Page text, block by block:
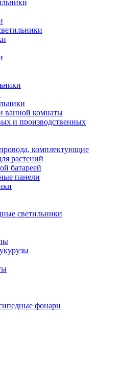
ванной комнаты
и производственных
комплектующие
растений
батареей
панели
светильники
фонари